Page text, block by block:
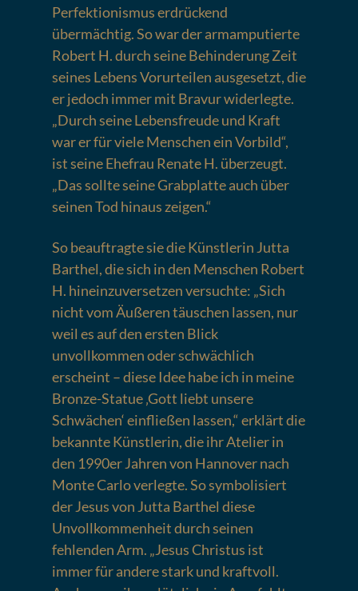
Perfektionismus erdrückend
übermächtig. So war der armamputierte
Robert H. durch seine Behinderung Zeit
seines Lebens Vorurteilen ausgesetzt, die
er jedoch immer mit Bravur widerlegte.
„Durch seine Lebensfreude und Kraft
war er für viele Menschen ein Vorbild“,
ist seine Ehefrau Renate H. überzeugt.
„Das sollte seine Grabplatte auch über
seinen Tod hinaus zeigen.“
So beauftragte sie die Künstlerin Jutta
Barthel, die sich in den Menschen Robert
H. hineinzuversetzen versuchte: „Sich
nicht vom Äußeren täuschen lassen, nur
weil es auf den ersten Blick
unvollkommen oder schwächlich
erscheint – diese Idee habe ich in meine
Bronze-Statue ‚Gott liebt unsere
Schwächen‘ einfließen lassen,“ erklärt die
bekannte Künstlerin, die ihr Atelier in
den 1990er Jahren von Hannover nach
Monte Carlo verlegte. So symbolisiert
der Jesus von Jutta Barthel diese
Unvollkommenheit durch seinen
fehlenden Arm. „Jesus Christus ist
immer für andere stark und kraftvoll.